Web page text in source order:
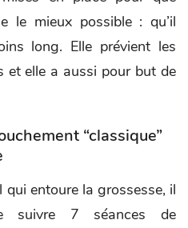
le mieux possible : qu’il
long. Elle prévient les
et elle a aussi pour but de
“classique”
entoure la grossesse, il
suivre 7 séances de